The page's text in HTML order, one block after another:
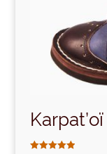
Karpat’oï